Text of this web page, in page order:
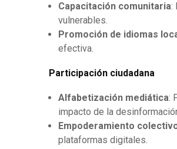
Capacitación comunitaria:
vulnerables.
Promoción de idiomas
efectiva.
Participación ciudadana
Alfabetización mediática:
impacto de la
Empoderamiento
plataformas digitales.